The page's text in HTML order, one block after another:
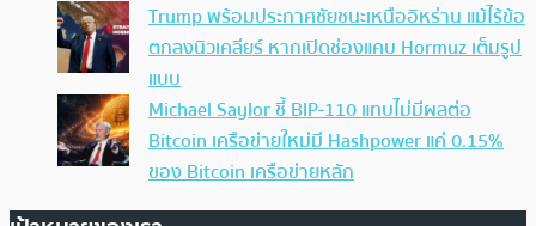
Trump พร้อมประกาศชัยชนะเหนืออิหร่าน แม้ไร้ข้อ
ตกลงนิวเคลียร์ หากเปิดช่องแคบ Hormuz เต็มรูป
แบบ
Michael Saylor ชี้ BIP-110 แทบไม่มีผลต่อ
Bitcoin เครือข่ายใหม่มี Hashpower แค่ 0.15%
ของ Bitcoin เครือข่ายหลัก